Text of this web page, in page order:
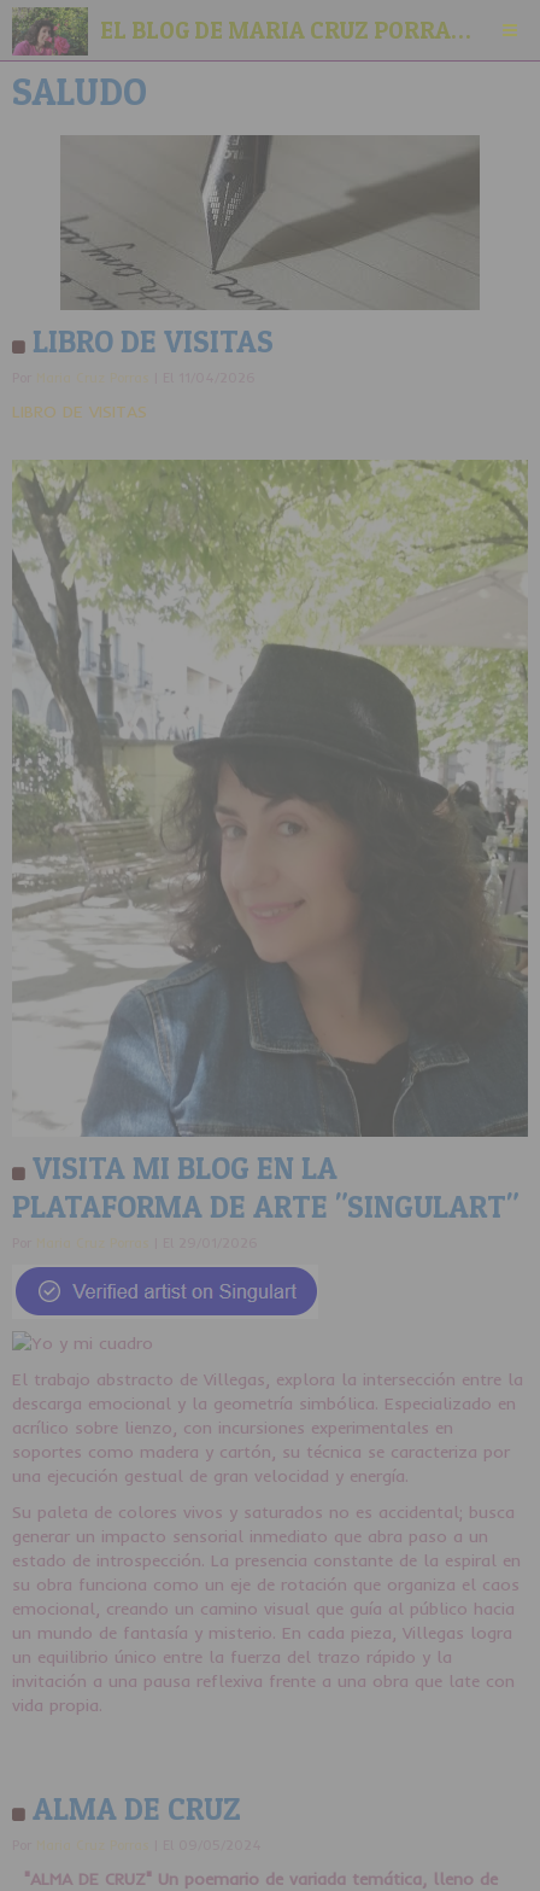
EL BLOG DE MARIA CRUZ PORRAS VILLEGAS
TORBELLINO DE EMOCIONES, ARTE ABSTRACTO
SALUDO
LIBRO DE VISITAS
LIBRO DE VISITAS
VISITA MI BLOG EN LA
PLATAFORMA DE ARTE "SINGULART"
El trabajo abstracto de Villegas, explora la intersección entre la
descarga emocional y la geometría simbólica. Especializado en
acrílico sobre lienzo, con incursiones experimentales en
soportes como madera y cartón, su técnica se caracteriza por
una ejecución gestual de gran velocidad y energía.
Su paleta de colores vivos y saturados no es accidental; busca
generar un impacto sensorial inmediato que abra paso a un
estado de introspección. La presencia constante de la espiral en
su obra funciona como un eje de rotación que organiza el caos
emocional, creando un camino visual que guía al público hacia
un mundo de fantasía y misterio. En cada pieza, Villegas logra
un equilibrio único entre la fuerza del trazo rápido y la
invitación a una pausa reflexiva frente a una obra que late con
vida propia.
ALMA DE CRUZ
"ALMA DE CRUZ" Un poemario de variada temática, lleno de